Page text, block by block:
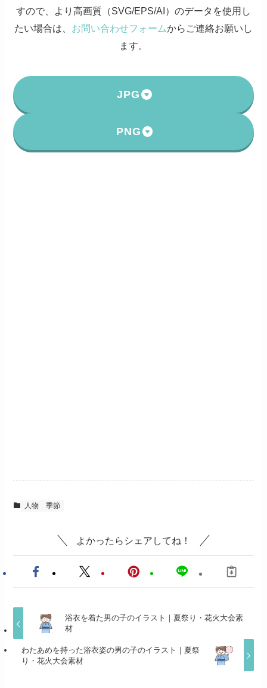
すので、より高画質（SVG/EPS/AI）のデータを使用し
たい場合は、 お問い合わせフォームからご連絡お願いし
ます。
JPG
PNG
人物 季節
よかったらシェアしてね！
浴衣を着た男の子のイラスト｜夏祭り・花火大会素
材
わたあめを持った浴衣姿の男の子のイラスト｜夏祭
り・花火大会素材